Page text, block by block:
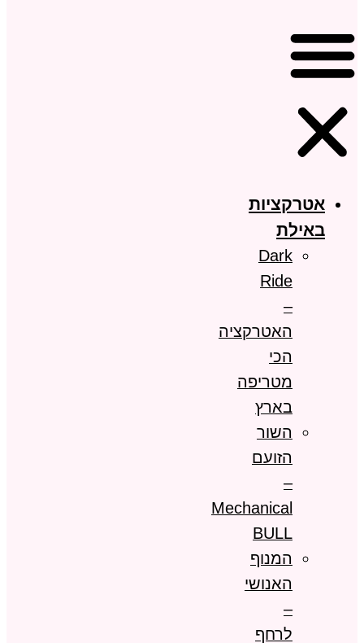
אטרקציות
באילת
Dark
Ride
–
האטרקציה
הכי
מטריפה
בארץ
השור
הזועם
–
Mechanical
BULL
המנוף
האנושי
–
לרחף